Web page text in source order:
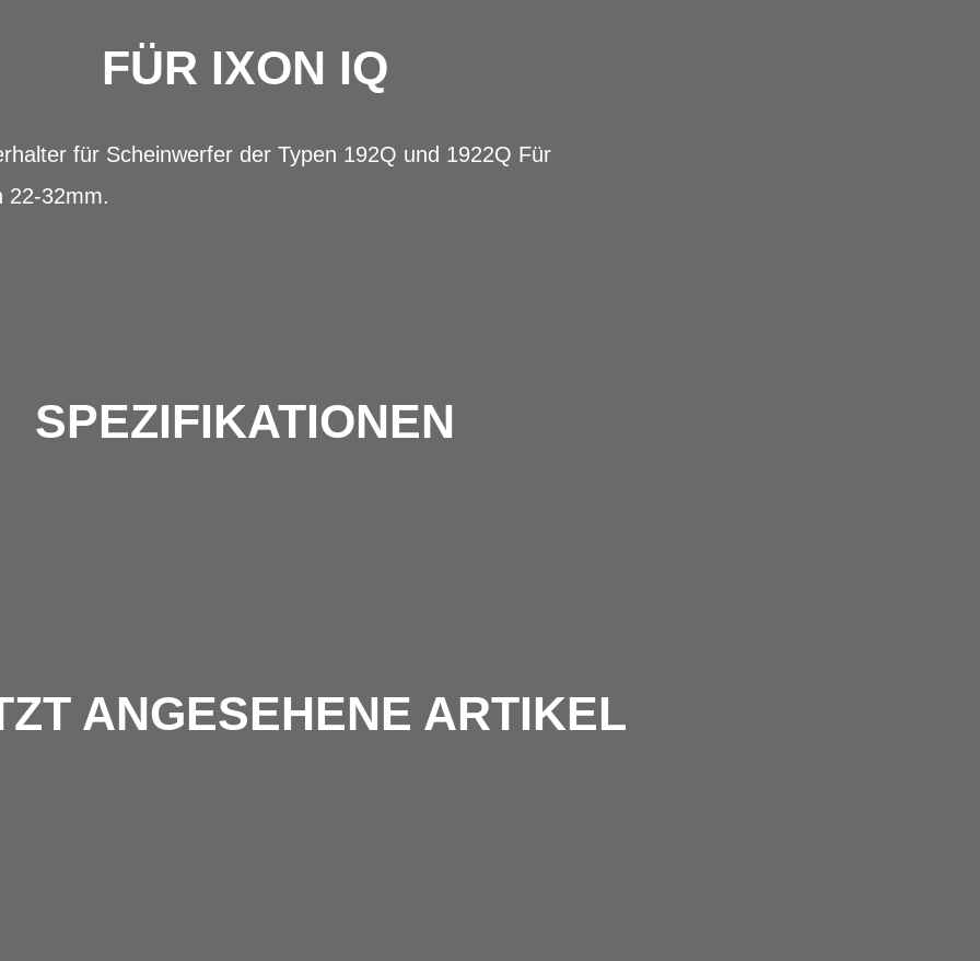
FÜR IXON IQ
für Scheinwerfer der Typen 192Q und 1922Q Für
22-32mm.
SPEZIFIKATIONEN
ANGESEHENE ARTIKEL